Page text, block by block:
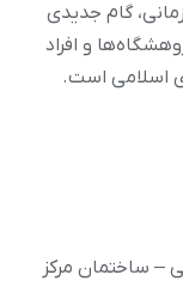
گام جدیدی
و افراد
اسلامی است.
– ساختمان مرکز